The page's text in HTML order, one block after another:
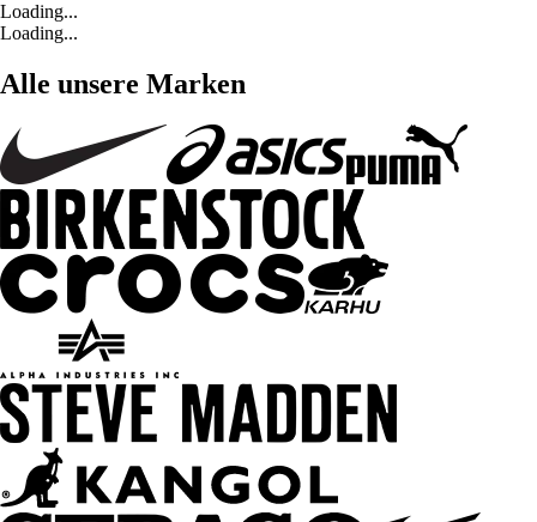
Loading...
Loading...
Alle unsere Marken